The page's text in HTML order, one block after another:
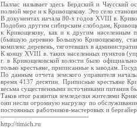
Паллас называет здесь Бердский и Чаусский
полной мере и к Кривощекову. Это село
В документах начала 80-х годов XVIII в.
Подобно другим сибирским слободам,
к Кривощекову, как и к другим населенным
(бывшую деревню Большую Кривощекову,
комплекс деревень, тяготевших в
К концу XVIII в. таких населенных пунктов
г. в Кривощековской волости было
только крестьяне, приписанные к заводам.
По данным отчета земского управителя
время 4137 десятин. Приписные крестьяне
весьма существенными источниками питания
Таков итог развития земледелия жителями
они несли огромную нагрузку по
постоянных работников-мастеровых и
http://timich.ru